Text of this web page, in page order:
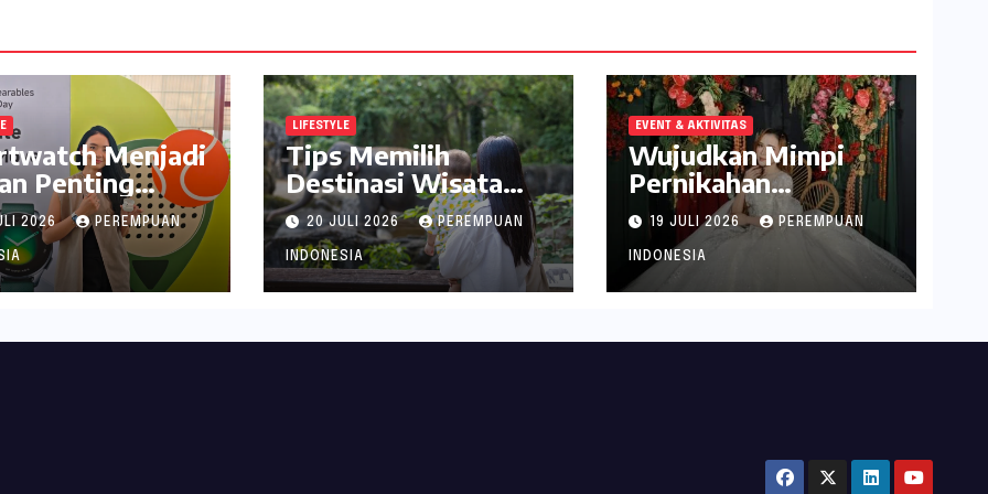
Menjadi
Penting
Kesehatan
2026 PEREMPUAN
LIFESTYLE
Tips Memilih
Destinasi Wisata
Seru di Jabodetabek
ala inDrive
20 JULI 2026 PEREMPUAN
INDONESIA
EVENT & AKTIVITAS
Wujudkan Mimpi
Pernikahan
Spektakuler di
Narita Hotel
Surabaya
19 JULI 2026 PEREMPUAN
INDONESIA